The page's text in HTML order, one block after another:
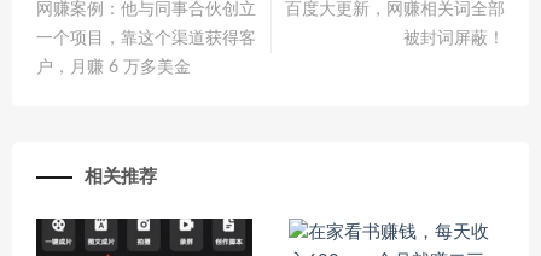
网赚案例：他与同事合伙创立
一个项目，靠这个渠道获得客
户，月赚 6 万多美金
百度大更新，网赚相关词全部
被封词屏蔽！
相关推荐